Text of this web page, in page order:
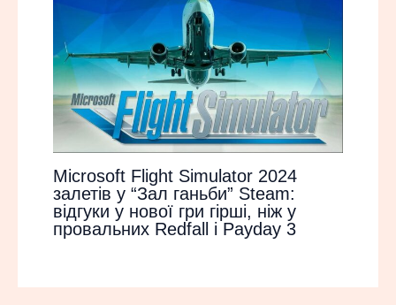
Microsoft Flight Simulator 2024
залетів у “Зал ганьби” Steam:
відгуки у нової гри гірші, ніж у
провальних Redfall і Payday 3